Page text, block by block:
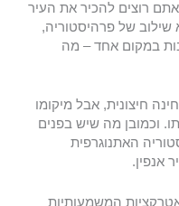
רוצים להכיר את העיר
שילוב של פרהיסטוריה,
במקום אחד – מה
חיצונית, אבל מיקומו
וכמובן מה שיש בפנים
האתנוגרפית
אנפין.
המשמעותיות